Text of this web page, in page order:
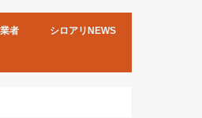
者 シロアリNEWS